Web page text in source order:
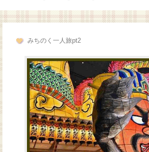
みちのく一人旅pt2